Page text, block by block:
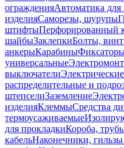
огражденияАвтоматика для
изделияСаморезы, шурупы
штифтыПерфорированный
шайбыЗаклепкиБолты,
анкерыКарабины
универсальные
выключатели
распределительные и
штепселиЗаземление
изделияКлеммыСредства
термоусаживаемые
для прокладкиКороба,
кабельНаконечники,